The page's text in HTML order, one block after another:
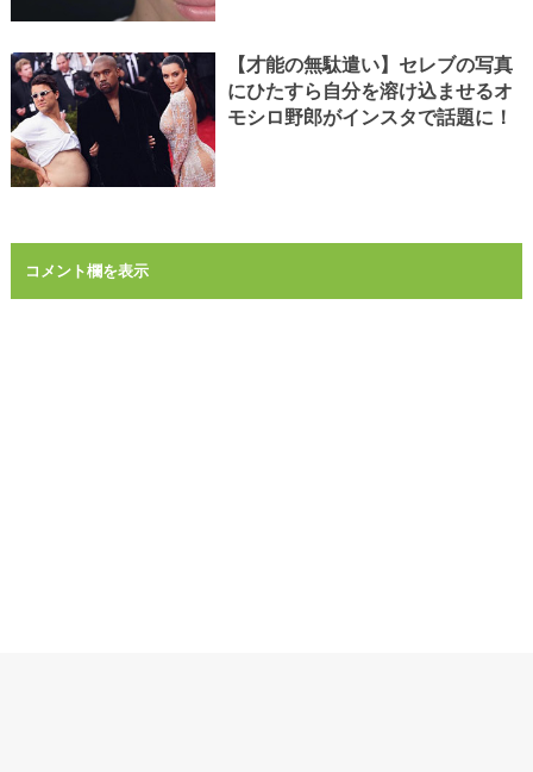
【才能の無駄遣い】セレブの写真
にひたすら自分を溶け込ませるオ
モシロ野郎がインスタで話題に！
コメント欄を表示